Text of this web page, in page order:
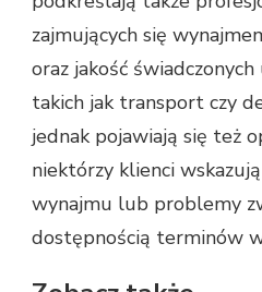
zajmujących się
oraz jakość
takich jak transport czy
jednak pojawiają się też
niektórzy klienci
wynajmu lub problemy
dostępnością terminów